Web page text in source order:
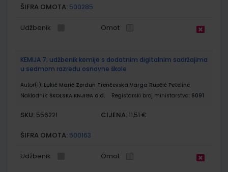
ŠIFRA OMOTA: 500285
Udžbenik Omot
KEMIJA 7; udžbenik kemije s dodatnim digitalnim sadržajima
u sedmom razredu osnovne škole
Autor(i): Lukić Marić Zerdun Trenčevska Varga Rupčić Petelinc
Nakladnik: ŠKOLSKA KNJIGA d.d. Registarski broj ministarstva: 6091
SKU: 556221 CIJENA: 11,51 €
ŠIFRA OMOTA: 500163
Udžbenik Omot